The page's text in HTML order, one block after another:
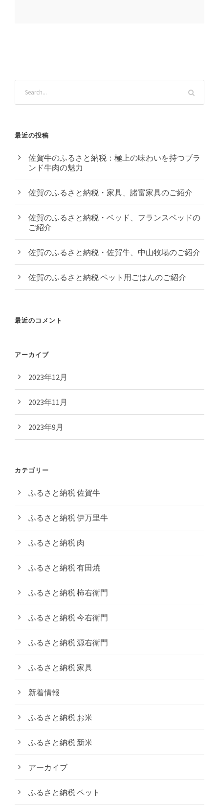
最近の投稿
佐賀牛のふるさと納税：極上の味わいを持つブラ
ンド牛肉の魅力
佐賀のふるさと納税・家具、諸富家具のご紹介
佐賀のふるさと納税・ベッド、フランスベッドの
ご紹介
佐賀のふるさと納税・佐賀牛、中山牧場のご紹介
佐賀のふるさと納税 ペット用ごはんのご紹介
最近のコメント
アーカイブ
2023年12月
2023年11月
2023年9月
カテゴリー
ふるさと納税 佐賀牛
ふるさと納税 伊万里牛
ふるさと納税 肉
ふるさと納税 有田焼
ふるさと納税 柿右衛門
ふるさと納税 今右衛門
ふるさと納税 源右衛門
ふるさと納税 家具
新着情報
ふるさと納税 お米
ふるさと納税 新米
アーカイブ
ふるさと納税 ペット